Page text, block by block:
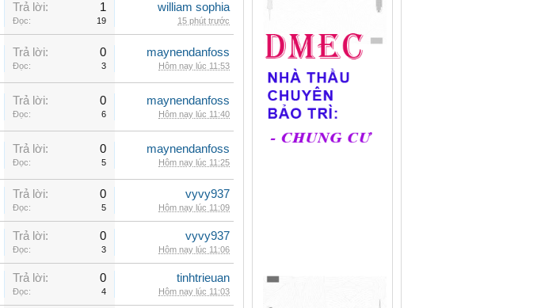
Trả lời: 1
Đọc: 19
william sophia
15 phút trước
Trả lời: 0
Đọc: 3
maynendanfoss
Hôm nay lúc 11:53
Trả lời: 0
Đọc: 6
maynendanfoss
Hôm nay lúc 11:40
Trả lời: 0
Đọc: 5
maynendanfoss
Hôm nay lúc 11:25
Trả lời: 0
Đọc: 5
vyvy937
Hôm nay lúc 11:09
Trả lời: 0
Đọc: 3
vyvy937
Hôm nay lúc 11:06
Trả lời: 0
Đọc: 4
tinhtrieuan
Hôm nay lúc 11:03